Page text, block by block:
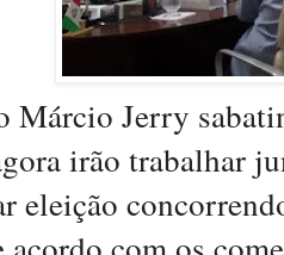
Márcio Jerry
irão trabalhar
eleição